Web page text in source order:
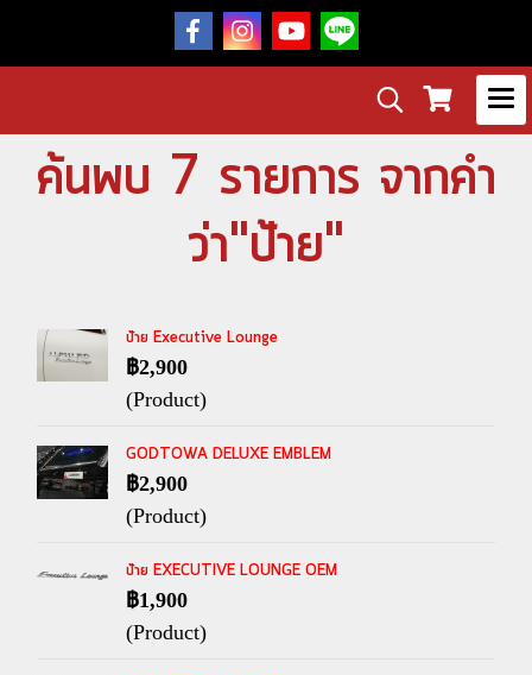
ค้นพบ 7 รายการ จากคำ
ว่า"ป้าย"
ป้าย Executive Lounge
฿2,900
(Product)
GODTOWA DELUXE EMBLEM
฿2,900
(Product)
ป้าย EXECUTIVE LOUNGE OEM
฿1,900
(Product)